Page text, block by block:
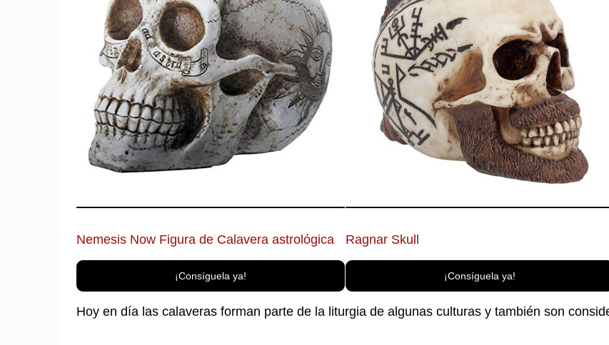
Nemesis Now Figura de Calavera astrológica
¡Consíguela ya!
Ragnar Skull
¡Consíguela ya!
Hoy en día las calaveras forman parte de la liturgia de algunas culturas y también son